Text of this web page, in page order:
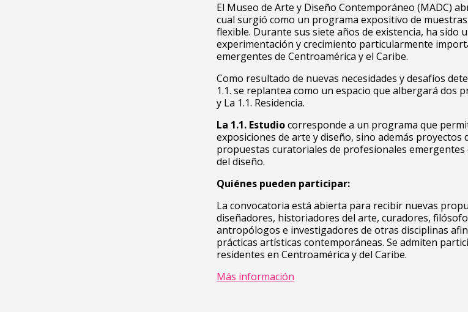
El Museo de Arte y Diseño Contemporáneo (MADC)
cual surgió como un programa expositivo de
flexible. Durante sus siete años de existencia, ha sido
experimentación y crecimiento particularmente
emergentes de Centroamérica y el Caribe.
Como resultado de nuevas necesidades y desafíos
1.1. se replantea como un espacio que albergará dos
y La 1.1. Residencia.
La 1.1. Estudiocorresponde a un programa que
exposiciones de arte y diseño, sino además proyectos
propuestas curatoriales de profesionales
del diseño.
Quiénes pueden participar:
La convocatoria está abierta para recibir nuevas
diseñadores, historiadores del arte, curadores,
antropólogos e investigadores de otras disciplinas
prácticas artísticas contemporáneas. Se admiten
residentes en Centroamérica y del Caribe.
Más información